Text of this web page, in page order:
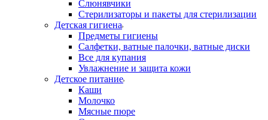
Слюнявчики
Стерилизаторы и пакеты для стерилизации
Детская гигиена
Предметы гигиены
Салфетки, ватные палочки, ватные диски
Все для купания
Увлажнение и защита кожи
Детское питание
Каши
Молочко
Мясные пюре